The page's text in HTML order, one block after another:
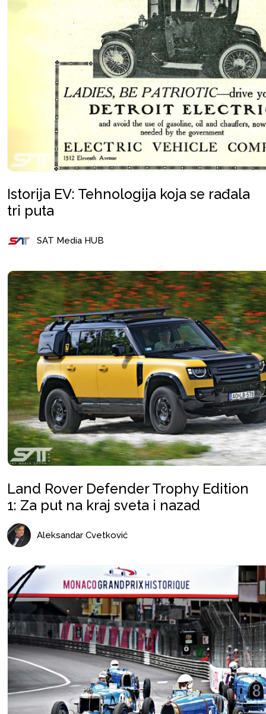
Istorija EV: Tehnologija koja se rađala
tri puta
SAT Media HUB
Land Rover Defender Trophy Edition
1: Za put na kraj sveta i nazad
Aleksandar Cvetković